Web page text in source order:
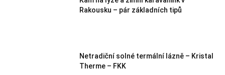
Rakousku – pár základních tipů
Netradiční solné termální lázně – Kristal
Therme – FKK